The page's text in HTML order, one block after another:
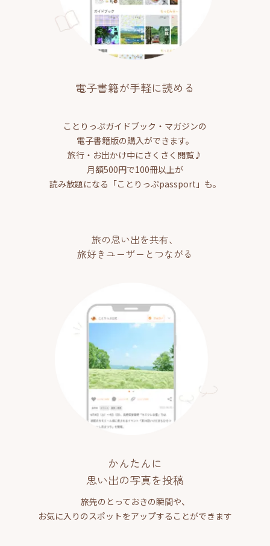
電子書籍が手軽に読める
ことりっぷガイドブック・マガジンの
電子書籍版の購入ができます。
旅行・お出かけ中にさくさく閲覧♪
月額500円で100冊以上が
読み放題になる「ことりっぷpassport」も。
旅の思い出を共有、
旅好きユーザーとつながる
かんたんに
思い出の写真を投稿
旅先のとっておきの瞬間や、
お気に入りのスポットをアップすることができます